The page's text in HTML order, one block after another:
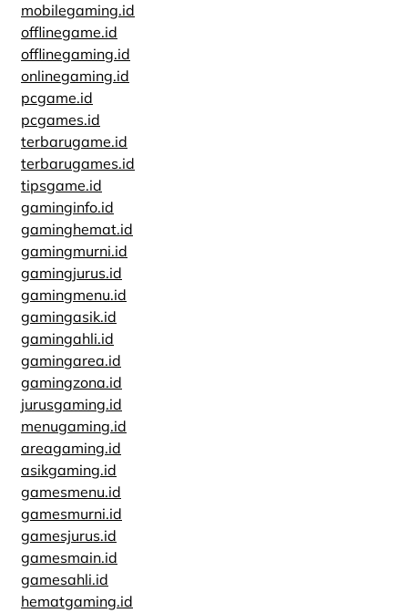
mobilegaming.id
offlinegame.id
offlinegaming.id
onlinegaming.id
pcgame.id
pcgames.id
terbarugame.id
terbarugames.id
tipsgame.id
gaminginfo.id
gaminghemat.id
gamingmurni.id
gamingjurus.id
gamingmenu.id
gamingasik.id
gamingahli.id
gamingarea.id
gamingzona.id
jurusgaming.id
menugaming.id
areagaming.id
asikgaming.id
gamesmenu.id
gamesmurni.id
gamesjurus.id
gamesmain.id
gamesahli.id
hematgaming.id